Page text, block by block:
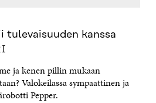
tulevaisuuden kanssa
ja kenen pillin mukaan
Valokeilassa sympaattinen ja
Pepper.